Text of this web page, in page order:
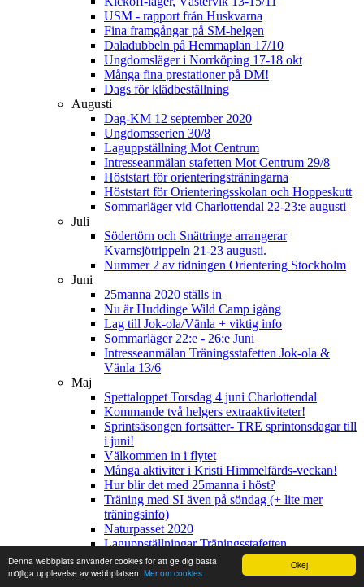
Okej
Denna webbplats använder cookies för att ge dig bästa
möjliga upplevelse av webbplatsen. Mer om cookies
USM - rapport från Huskvarna
Fina framgångar på SM-helgen
Daladubbeln på Hemmaplan 17/10
Ungdomsläger i Norrköping 17-18 okt
Många fina prestationer på DM!
Dags för klädbeställning
Augusti
Dag-KM 12 september 2020
Ungdomsserien 30/8
Laguppställning Mot Centrum
Intresseanmälan stafetten Mot Centrum 29/8
Höststart för orienteringsträningarna
Höststart för Orienteringsskolan och Hoppeskutt
Sommarläger vid Charlottendal 22-23:e augusti
Juli
Södertörn och Snättringe arrangerar
Kvarnsjötrippeln 21-23 augusti.
Nummer 2 av tidningen Orientering Stockholm
Juni
25manna 2020 ställs in
Nu är Huddinge Wild Camp igång
Lag till Jok-ola/Vänla + viktig info
Sommarläger 22:e - 26:e Juni
Intresseanmälan Träningsstafetten Jok-ola &
Vänla 13/6
Maj
Spettaloppet Torsdag 4 juni Charlottendal
Kommande två helgers extraaktiviteter!
Sprintsäsongen fortsätter- TRE sprintonsdagar till
i juni!
Välkommen in i flytet
Många aktiviter i Kristi Himmelfärds-veckan!
Hur blir det med 25manna i höst?
Träning med SI även på söndag (+ lite mer
träningsinfo)
Naturpasset 2020
Laguppställningar Träningsstafetten
Hacksjön långdistans 16/5
Aktuellt från styrelsen